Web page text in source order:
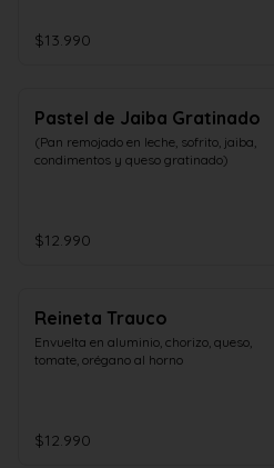
$13.990
Pastel de Jaiba Gratinado
(Pan remojado en leche, sofrito, jaiba,
condimentos y queso gratinado)
$12.990
Reineta Trauco
Envuelta en aluminio, chorizo, queso,
tomate, orégano al horno
$12.990